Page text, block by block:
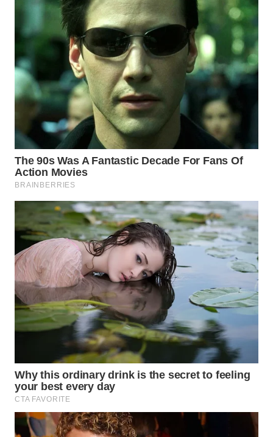
TEBING
PAKPAK
WN
KARAWANG
WN
WN
BOGOR
WN
DEPOK
WN
TAPANULI
UTARA
WN
WN
PADANG
LAWAS